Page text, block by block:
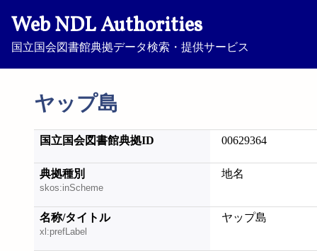
Web NDL Authorities
国立国会図書館典拠データ検索・提供サービス
ヤップ島
国立国会図書館典拠ID 00629364
典拠種別
skos:inScheme
地名
名称/タイトル
xl:prefLabel
ヤップ島